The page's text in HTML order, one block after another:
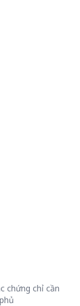
chứng chỉ cần